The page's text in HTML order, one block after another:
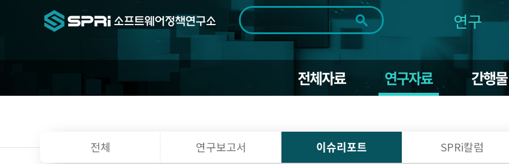
검색범위 전체
기간 전체 1일 1주 1개월 3개월 1년
~
일
연구
전체자료 연구자료 간행물
전체 연구보고서 이슈리포트 SPRi칼럼